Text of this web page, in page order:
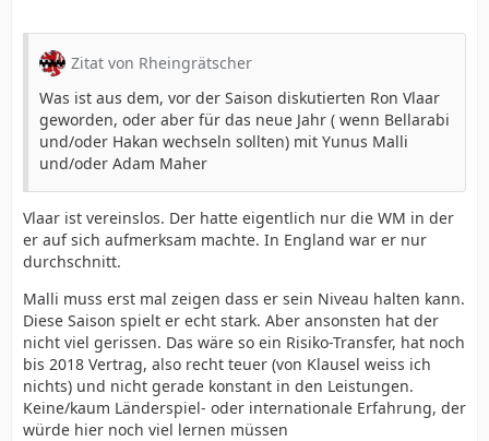
Zitat von Rheingrätscher
Was ist aus dem, vor der Saison diskutierten Ron Vlaar
geworden, oder aber für das neue Jahr ( wenn Bellarabi
und/oder Hakan wechseln sollten) mit Yunus Malli
und/oder Adam Maher
Vlaar ist vereinslos. Der hatte eigentlich nur die WM in der
er auf sich aufmerksam machte. In England war er nur
durchschnitt.
Malli muss erst mal zeigen dass er sein Niveau halten kann.
Diese Saison spielt er echt stark. Aber ansonsten hat der
nicht viel gerissen. Das wäre so ein Risiko-Transfer, hat noch
bis 2018 Vertrag, also recht teuer (von Klausel weiss ich
nichts) und nicht gerade konstant in den Leistungen.
Keine/kaum Länderspiel- oder internationale Erfahrung, der
würde hier noch viel lernen müssen